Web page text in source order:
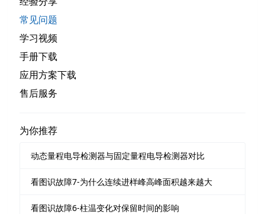
常见问题
学习视频
手册下载
应用方案下载
售后服务
为你推荐
动态量程电导检测器与固定量程电导检测器对比
看图识故障7-为什么连续进样峰高峰面积越来越大
看图识故障6-柱温变化对保留时间的影响